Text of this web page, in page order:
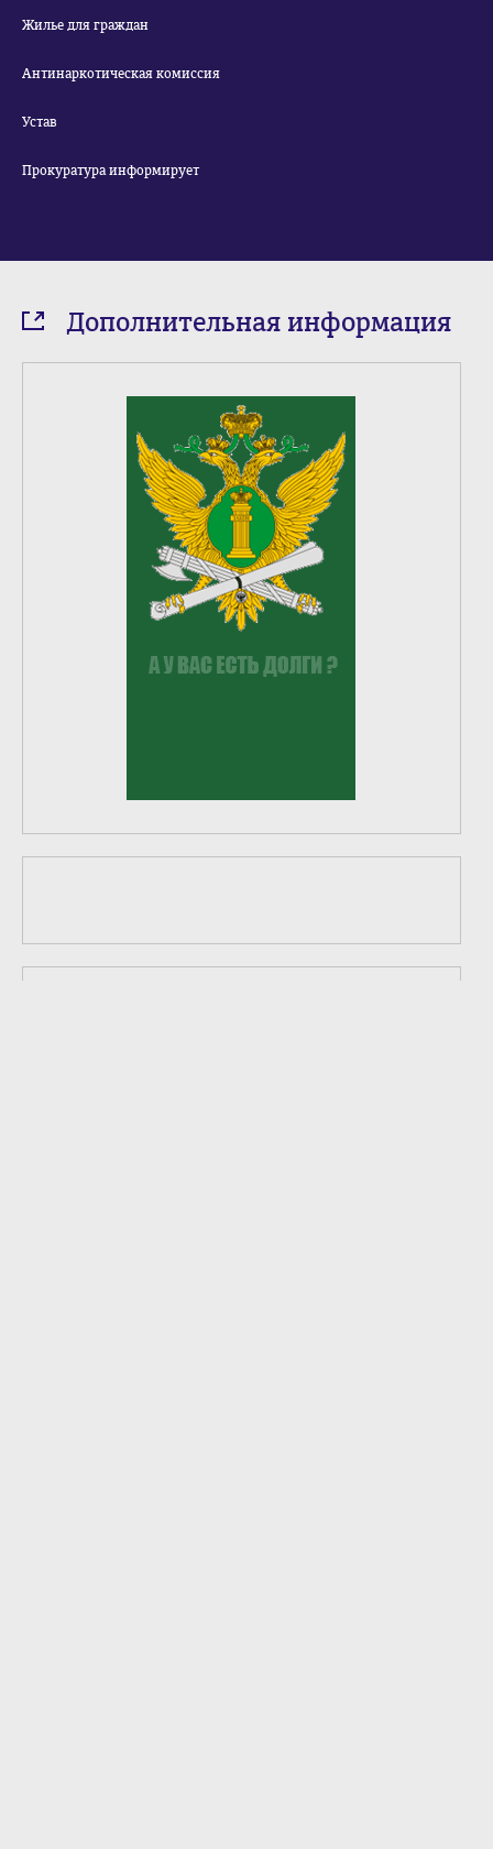
Жилье для граждан
Антинаркотическая комиссия
Устав
Прокуратура информирует
Дополнительная информация